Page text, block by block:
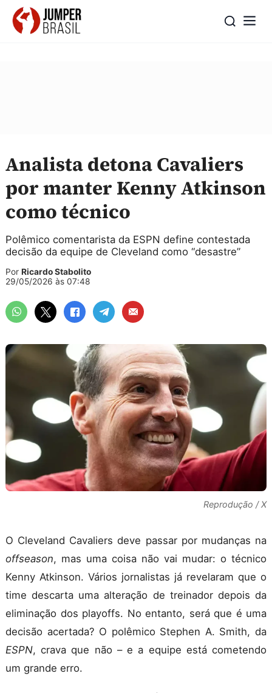
Analista detona Cavaliers
por manter Kenny Atkinson
como técnico
Polêmico comentarista da ESPN define contestada
decisão da equipe de Cleveland como “desastre”
Por Ricardo Stabolito
29/05/2026 às 07:48
Reprodução / X
O Cleveland Cavaliers deve passar por mudanças na
offseason, mas uma coisa não vai mudar: o técnico
Kenny Atkinson. Vários jornalistas já revelaram que o
time descarta uma alteração de treinador depois da
eliminação dos playoffs. No entanto, será que é uma
decisão acertada? O polêmico Stephen A. Smith, da
ESPN, crava que não – e a equipe está cometendo
um grande erro.